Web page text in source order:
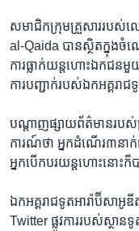
សមាជិក​ក្រុម​គ្រួសារ​របស់​
al-Qaida បាន​ស្ថិតក្នុង​ចំ
ការ​ធ្លាក់​យន្តហោះ​ឯកជន​
ការ​បញ្ជាក់​របស់​ឯក​អគ្គ​រា
បណ្តាញ​ផ្សាយ​ព័ត៌មាន​របស់​
ការណ៍​ថា ​អ្នក​ដំណើរ​៣​នា
អ្នក​បើកបរ​យន្តហោះ​នោះ​ក៏​ប
ឯក​អគ្គ​រាជ​ទូត​អារ៉ាប៊ី​សាអូ
Twitter ផ្លូវការ​របស់​ស្ថា